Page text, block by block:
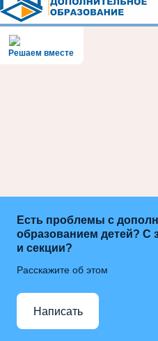
Решаем вместе
Есть проблемы с
образованием детей? С
и секции?
Расскажите об этом
Написать